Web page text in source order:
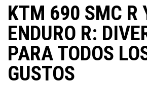
KTM 690 SMC R
ENDURO R:
PARA TODOS
GUSTOS